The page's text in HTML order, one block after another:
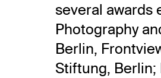
several awards
Photography
Berlin,
Stiftung, Berlin;